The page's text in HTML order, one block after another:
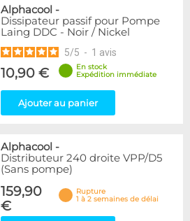
Alphacool -
Dissipateur passif pour Pompe
Laing DDC - Noir / Nickel
5/5 - 1 avis
10,90 €
En stock
Expédition immédiate
Ajouter au panier
Alphacool -
Distributeur 240 droite VPP/D5
(Sans pompe)
159,90
€
Rupture
1 à 2 semaines de délai